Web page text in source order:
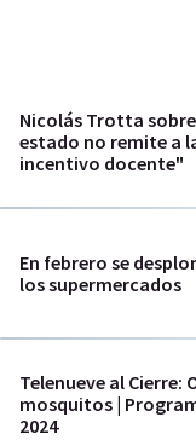
Nicolás Trotta
estado no remite a
incentivo docente"
En febrero se
los supermercados
Telenueve al Cierre:
mosquitos |
2024